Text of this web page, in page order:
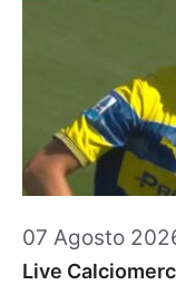
07 Agosto
Live